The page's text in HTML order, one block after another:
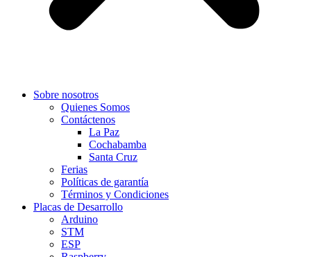
Sobre nosotros
Quienes Somos
Contáctenos
La Paz
Cochabamba
Santa Cruz
Ferias
Políticas de garantía
Términos y Condiciones
Placas de Desarrollo
Arduino
STM
ESP